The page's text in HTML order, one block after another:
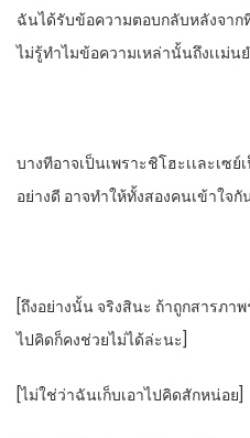
ฉันได้รับข้อความตอบกลับหลังจาก
ไม่รู้ทําไมข้อความเหล่านั้นถึงเเม่น
บางทีอาจเป็นเพราะชิโฮะเเละเ
อย่างดี​ อาจทําให้ทั้งสองคนเข้าใจ
[ถึงอย่างนั้น​ จริงสินะ​ ถ้าถูกสารภาพ
ไปคิดก็คงช่วยไม่ได้ล่ะนะ]
[ไม่ใช่ว่าฉันเก็บเอาไปคิดสักหน่อย]